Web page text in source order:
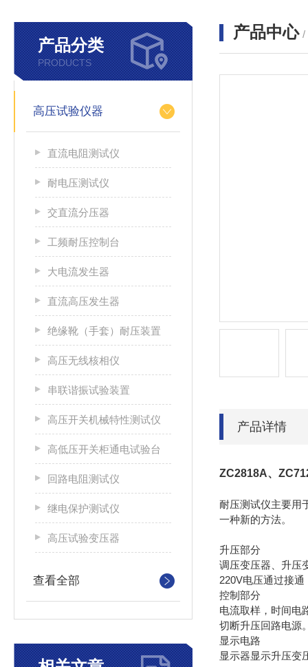
产品分类
PRODUCTS
高压试验仪器
直流电阻测试仪
耐电压测试仪
交直流分压器
工频耐压控制台
大电流发生器
直流高压发生器
绝缘靴（手套）耐压装置
高压无线核相仪
串联谐振试验装置
高压开关机械特性测试仪
高低压开关柜通电试验台
回路电阻测试仪
继电保护测试仪
高压试验变压器
查看全部
产品中心 /
产品详情
ZC2818A、
耐压测试仪主要用
一种新的方法。
升压部分
调压变压器、升压
220V电压通过接
控制部分
电流取样，时间电
切断升压回路电源
显示电路
显示器显示升压变